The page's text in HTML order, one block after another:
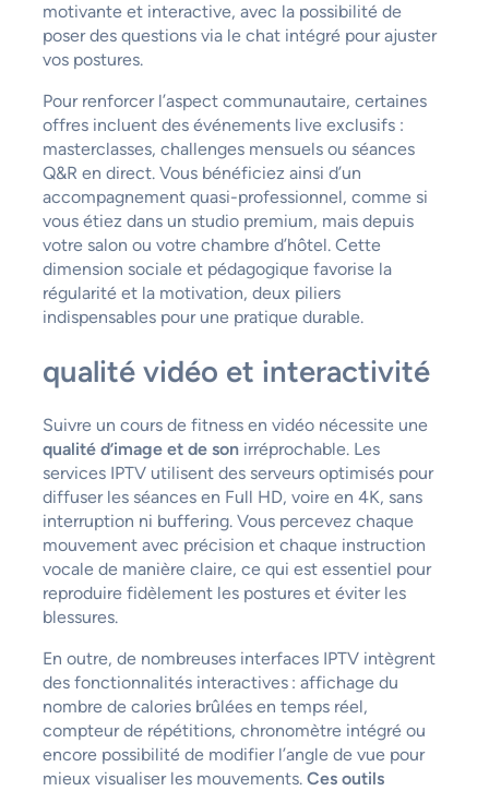
motivante et interactive, avec la possibilité de
poser des questions via le chat intégré pour ajuster
vos postures.
Pour renforcer l’aspect communautaire, certaines
offres incluent des événements live exclusifs :
masterclasses, challenges mensuels ou séances
Q&R en direct. Vous bénéficiez ainsi d’un
accompagnement quasi-professionnel, comme si
vous étiez dans un studio premium, mais depuis
votre salon ou votre chambre d’hôtel. Cette
dimension sociale et pédagogique favorise la
régularité et la motivation, deux piliers
indispensables pour une pratique durable.
qualité vidéo et interactivité
Suivre un cours de fitness en vidéo nécessite une
qualité d’image et de sonirréprochable. Les
services IPTV utilisent des serveurs optimisés pour
diffuser les séances en Full HD, voire en 4K, sans
interruption ni buffering. Vous percevez chaque
mouvement avec précision et chaque instruction
vocale de manière claire, ce qui est essentiel pour
reproduire fidèlement les postures et éviter les
blessures.
En outre, de nombreuses interfaces IPTV intègrent
des fonctionnalités interactives : affichage du
nombre de calories brûlées en temps réel,
compteur de répétitions, chronomètre intégré ou
encore possibilité de modifier l’angle de vue pour
mieux visualiser les mouvements. Ces outils